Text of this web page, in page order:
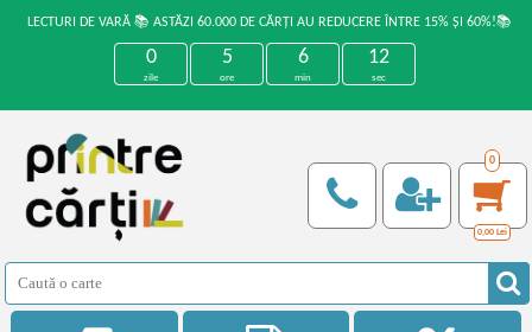
LECTURI DE VARĂ 📚 ASTĂZI 60.000 DE CĂRȚI AU REDUCERE ÎNTRE 15% ȘI 60%!📚
0
zile
5
ore
6
min
12
sec
0
0,00 Lei